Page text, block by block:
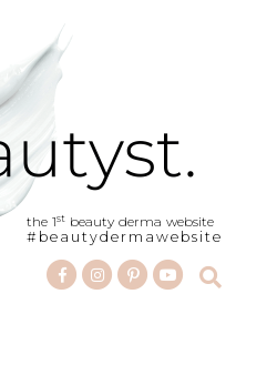
the 1st beauty derma website
#beautydermawebsite